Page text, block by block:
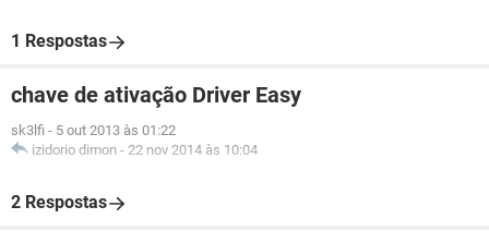
1 Respostas
chave de ativação Driver Easy
sk3lfi - 5 out 2013 às 01:22
izidorio dimon - 22 nov 2014 às 10:04
2 Respostas